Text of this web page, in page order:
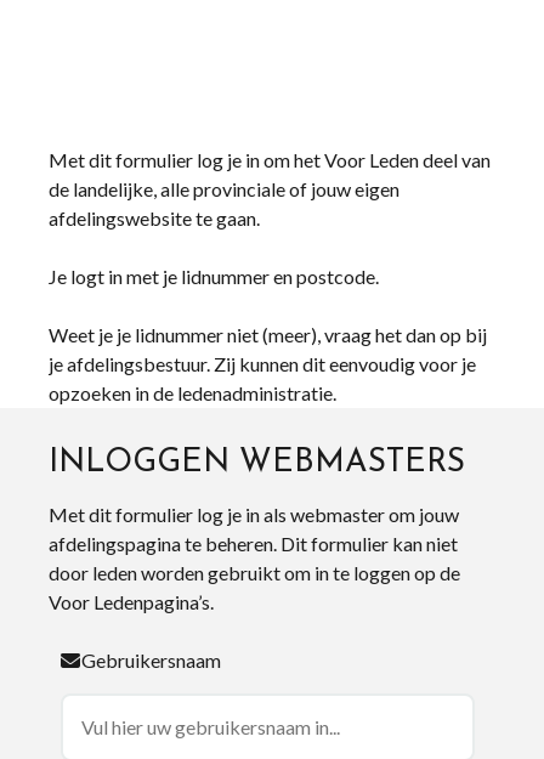
Met dit formulier log je in om het Voor Leden deel van
de landelijke, alle provinciale of jouw eigen
afdelingswebsite te gaan.
Je logt in met je lidnummer en postcode.
Weet je je lidnummer niet (meer), vraag het dan op bij
je afdelingsbestuur. Zij kunnen dit eenvoudig voor je
opzoeken in de ledenadministratie.
INLOGGEN WEBMASTERS
Met dit formulier log je in als webmaster om jouw
afdelingspagina te beheren. Dit formulier kan niet
door leden worden gebruikt om in te loggen op de
Voor Ledenpagina’s.
Gebruikersnaam